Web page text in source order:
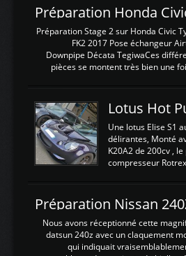
d'envoyer
dans le boitier.
La sortie 0-5V de
l'entrée AN Volt 8
Analogique, et Volt
tension (Pas une
est temps de
Préparation Stage 2 sur Honda Civic
FK2 2017 Pose échangeur
Downpipe Décata TegiwaCes
pièces se montent très bien une
légere découpe du plastique
negénant en rien la structure
fonctionnement du fond
reprogrammation Stage 2 est faite
calculateur d'origine. Une
économique au passage sur
d'origine 310cv et 400Nn ,
reprogrammé et
Lotus Hot
Une lotus Elise S1
délirantes, Monté
K20A2 de 200cv ,
compresseur
d'augmenter la
un watercooler a
échangeurLa lotus
Kpro et d'une large
Avantages et
Nous avons réceptionné cette
datsun 240z avec un claquement
qui indiquait